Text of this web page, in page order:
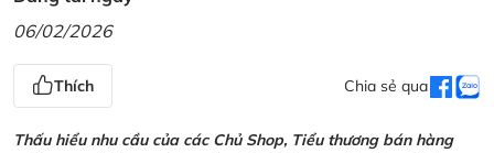
06/02/2026
Thích Chia sẻ qua
Thấu hiểu nhu cầu của các Chủ Shop, Tiểu thương bán hàng